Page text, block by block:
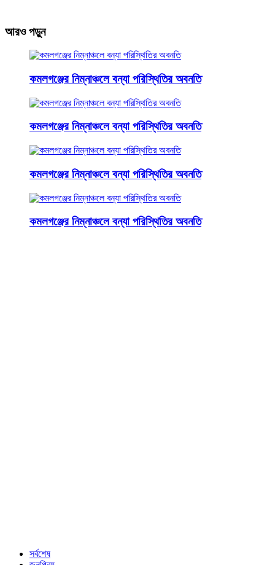
আরও পড়ুন
কমলগঞ্জের নিম্নাঞ্চলে বন্যা পরিস্থিতির অবনতি
কমলগঞ্জের নিম্নাঞ্চলে বন্যা পরিস্থিতির অবনতি
কমলগঞ্জের নিম্নাঞ্চলে বন্যা পরিস্থিতির অবনতি
কমলগঞ্জের নিম্নাঞ্চলে বন্যা পরিস্থিতির অবনতি
সর্বশেষ